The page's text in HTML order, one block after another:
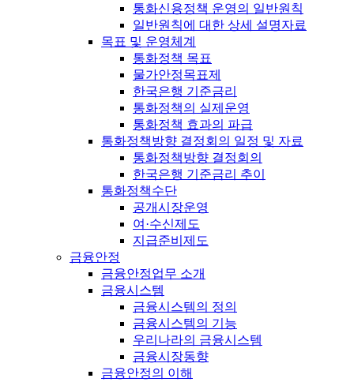
통화신용정책 운영의 일반원칙
일반원칙에 대한 상세 설명자료
목표 및 운영체계
통화정책 목표
물가안정목표제
한국은행 기준금리
통화정책의 실제운영
통화정책 효과의 파급
통화정책방향 결정회의 일정 및 자료
통화정책방향 결정회의
한국은행 기준금리 추이
통화정책수단
공개시장운영
여·수신제도
지급준비제도
금융안정
금융안정업무 소개
금융시스템
금융시스템의 정의
금융시스템의 기능
우리나라의 금융시스템
금융시장동향
금융안정의 이해